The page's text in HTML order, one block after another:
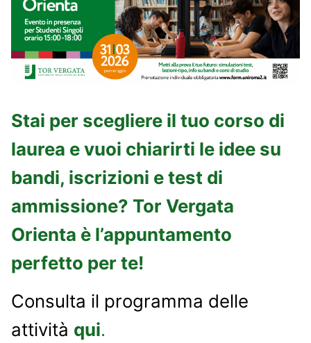
Stai per scegliere il tuo corso di
laurea e vuoi chiarirti le idee su
bandi, iscrizioni e test di
ammissione? Tor Vergata
Orienta è l’appuntamento
perfetto per te!
Consulta il programma delle
attività qui.